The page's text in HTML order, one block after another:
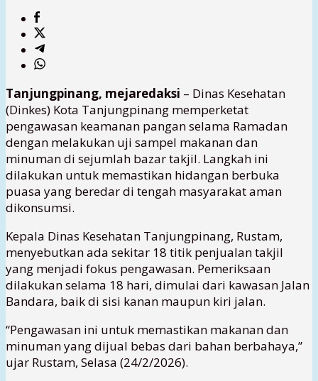
Tanjungpinang, mejaredaksi – Dinas Kesehatan
(Dinkes) Kota Tanjungpinang memperketat
pengawasan keamanan pangan selama Ramadan
dengan melakukan uji sampel makanan dan
minuman di sejumlah bazar takjil. Langkah ini
dilakukan untuk memastikan hidangan berbuka
puasa yang beredar di tengah masyarakat aman
dikonsumsi.
Kepala Dinas Kesehatan Tanjungpinang, Rustam,
menyebutkan ada sekitar 18 titik penjualan takjil
yang menjadi fokus pengawasan. Pemeriksaan
dilakukan selama 18 hari, dimulai dari kawasan Jalan
Bandara, baik di sisi kanan maupun kiri jalan.
“Pengawasan ini untuk memastikan makanan dan
minuman yang dijual bebas dari bahan berbahaya,”
ujar Rustam, Selasa (24/2/2026).